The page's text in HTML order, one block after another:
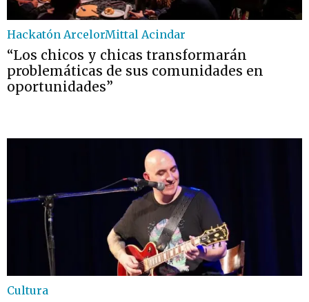
Hackatón ArcelorMittal Acindar
“Los chicos y chicas transformarán
problemáticas de sus comunidades en
oportunidades”
Cultura